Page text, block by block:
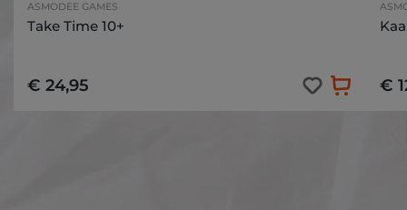
ASMODEE GAMES
Take Time 10+
€ 24,95 €